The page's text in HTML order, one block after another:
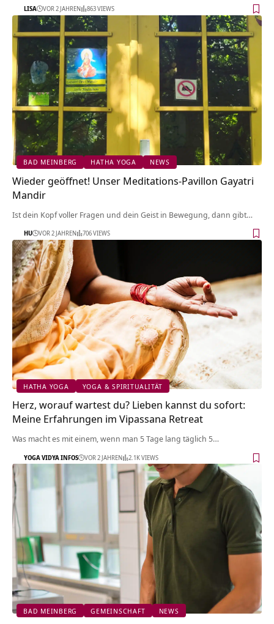
LISA VOR 2 JAHREN 863 VIEWS
BAD MEINBERG HATHA YOGA NEWS
Wieder geöffnet! Unser Meditations-Pavillon Gayatri
Mandir
Ist dein Kopf voller Fragen und dein Geist in Bewegung, dann gibt…
HU VOR 2 JAHREN 706 VIEWS
HATHA YOGA YOGA & SPIRITUALITÄT
Herz, worauf wartest du? Lieben kannst du sofort:
Meine Erfahrungen im Vipassana Retreat
Was macht es mit einem, wenn man 5 Tage lang täglich 5…
YOGA VIDYA INFOS VOR 2 JAHREN 2.1K VIEWS
BAD MEINBERG GEMEINSCHAFT NEWS